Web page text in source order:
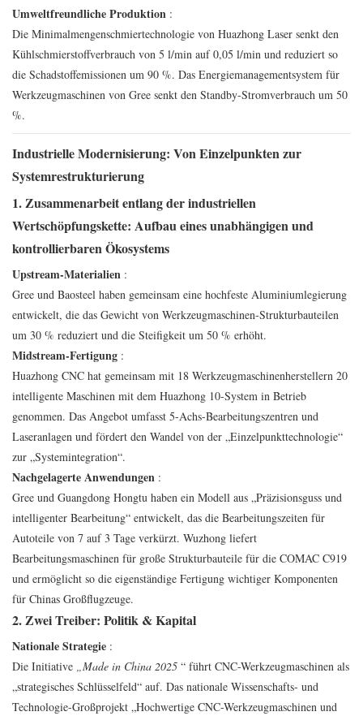
Umweltfreundliche Produktion :
Die Minimalmengenschmiertechnologie von Huazhong Laser senkt den
Kühlschmierstoffverbrauch von 5 l/min auf 0,05 l/min und reduziert so
die Schadstoffemissionen um 90 %. Das Energiemanagementsystem für
Werkzeugmaschinen von Gree senkt den Standby-Stromverbrauch um 50
%.
Industrielle Modernisierung: Von Einzelpunkten zur
Systemrestrukturierung
1. Zusammenarbeit entlang der industriellen
Wertschöpfungskette: Aufbau eines unabhängigen und
kontrollierbaren Ökosystems
Upstream-Materialien :
Gree und Baosteel haben gemeinsam eine hochfeste Aluminiumlegierung
entwickelt, die das Gewicht von Werkzeugmaschinen-Strukturbauteilen
um 30 % reduziert und die Steifigkeit um 50 % erhöht.
Midstream-Fertigung :
Huazhong CNC hat gemeinsam mit 18 Werkzeugmaschinenherstellern 20
intelligente Maschinen mit dem Huazhong 10-System in Betrieb
genommen. Das Angebot umfasst 5-Achs-Bearbeitungszentren und
Laseranlagen und fördert den Wandel von der „Einzelpunkttechnologie“
zur „Systemintegration“.
Nachgelagerte Anwendungen :
Gree und Guangdong Hongtu haben ein Modell aus „Präzisionsguss und
intelligenter Bearbeitung“ entwickelt, das die Bearbeitungszeiten für
Autoteile von 7 auf 3 Tage verkürzt. Wuzhong liefert
Bearbeitungsmaschinen für große Strukturbauteile für die COMAC C919
und ermöglicht so die eigenständige Fertigung wichtiger Komponenten
für Chinas Großflugzeuge.
2. Zwei Treiber: Politik & Kapital
Nationale Strategie :
Die Initiative „Made in China 2025 “ führt CNC-Werkzeugmaschinen als
„strategisches Schlüsselfeld“ auf. Das nationale Wissenschafts- und
Technologie-Großprojekt „Hochwertige CNC-Werkzeugmaschinen und